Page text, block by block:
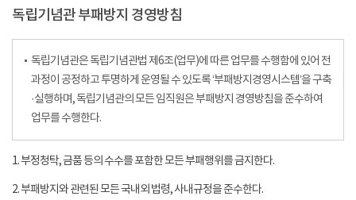
독립기념관 부패방지 경영방침
독립기념관은 독립기념관법 제6조(업무)에 따른 업무를 수행함에 있어 전
과정이 공정하고 투명하게 운영될 수 있도록 ‘부패방지경영시스템’을 구축
·실행하며, 독립기념관의 모든 임직원은 부패방지 경영방침을 준수하여
업무를 수행한다.
1. 부정청탁, 금품 등의 수수를 포함한 모든 부패행위를 금지한다.
2. 부패방지와 관련된 모든 국내외 법령, 사내규정을 준수한다.